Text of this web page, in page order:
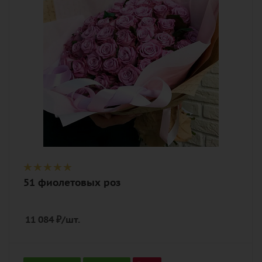
роза, лента, дизайнерская упаковка
51 фиолетовых роз
11 084 ₽/шт.